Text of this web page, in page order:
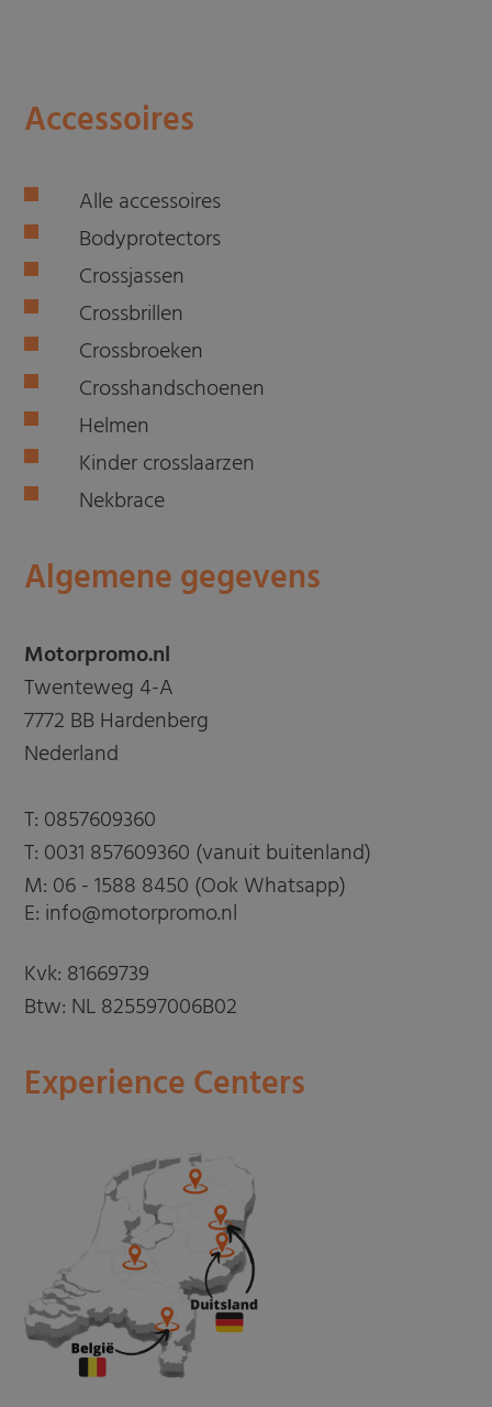
Accessoires
Alle accessoires
Bodyprotectors
Crossjassen
Crossbrillen
Crossbroeken
Crosshandschoenen
Helmen
Kinder crosslaarzen
Nekbrace
Algemene gegevens
Motorpromo.nl
Twenteweg 4-A
7772 BB Hardenberg
Nederland
T: 0857609360
T: 0031 857609360 (vanuit buitenland)
M: 06 - 1588 8450 (Ook Whatsapp)
E: info@motorpromo.nl
Kvk: 81669739
Btw: NL 825597006B02
Experience Centers